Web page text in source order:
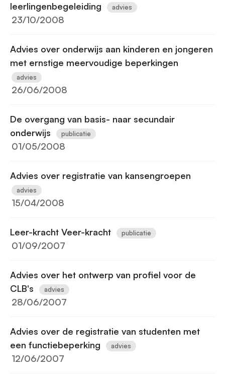
leerlingenbegeleiding
advies
23/10/2008
Advies over onderwijs aan kinderen en jongeren
met ernstige meervoudige beperkingen
advies
26/06/2008
De overgang van basis- naar secundair
onderwijs
publicatie
01/05/2008
Advies over registratie van kansengroepen
advies
15/04/2008
Leer-kracht Veer-kracht publicatie
01/09/2007
Advies over het ontwerp van profiel voor de
CLB's
advies
28/06/2007
Advies over de registratie van studenten met
een functiebeperking
advies
12/06/2007